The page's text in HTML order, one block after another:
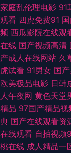
日夜夜 国产h精品
人人操网址大全 欧美
图区中文字幕 欧美
综合久久伊人 日本
频 欧美第一页 欧美
国产在线欧 欧美色
家庭乱伦理电影 91
观看 四虎免费91
频 西瓜影院在线观
在线 国产视频高清
产成人在线网站 久
虎试看 91男女 国
欧美极品电影 日韩
人午夜网 黄色天堂
精品 97国产精品视
典 国产在线观看资
在线观看 自拍视频
桃在线 成人精品一